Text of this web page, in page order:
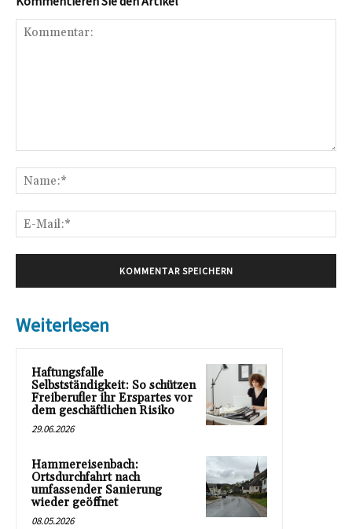
Weiterlesen
Haftungsfalle
Selbstständigkeit: So schützen
Freiberufler ihr Erspartes vor
dem geschäftlichen Risiko
29.06.2026
Hammereisenbach:
Ortsdurchfahrt nach
umfassender Sanierung
wieder geöffnet
08.05.2026